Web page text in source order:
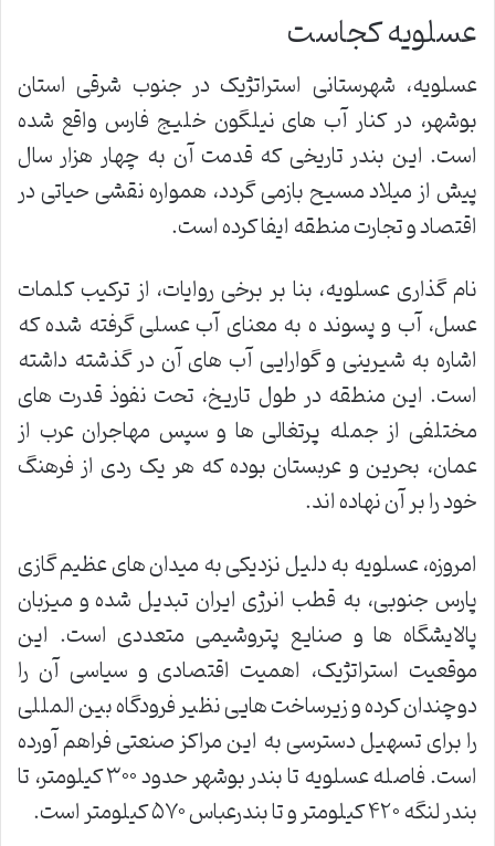
عسلویه کجاست
عسلویه، شهرستانی استراتژیک در جنوب شرقی استان
بوشهر، در کنار آب های نیلگون خلیج فارس واقع شده
است. این بندر تاریخی که قدمت آن به چهار هزار سال
پیش از میلاد مسیح بازمی گردد، همواره نقشی حیاتی در
اقتصاد و تجارت منطقه ایفا کرده است.
نام گذاری عسلویه، بنا بر برخی روایات، از ترکیب کلمات
عسل، آب و پسوند ه به معنای آب عسلی گرفته شده که
اشاره به شیرینی و گوارایی آب های آن در گذشته داشته
است. این منطقه در طول تاریخ، تحت نفوذ قدرت های
مختلفی از جمله پرتغالی ها و سپس مهاجران عرب از
عمان، بحرین و عربستان بوده که هر یک ردی از فرهنگ
خود را بر آن نهاده اند.
امروزه، عسلویه به دلیل نزدیکی به میدان های عظیم گازی
پارس جنوبی، به قطب انرژی ایران تبدیل شده و میزبان
پالایشگاه ها و صنایع پتروشیمی متعددی است. این
موقعیت استراتژیک، اهمیت اقتصادی و سیاسی آن را
دوچندان کرده و زیرساخت هایی نظیر فرودگاه بین المللی
را برای تسهیل دسترسی به این مراکز صنعتی فراهم آورده
است. فاصله عسلویه تا بندر بوشهر حدود ۳۰۰ کیلومتر، تا
بندر لنگه ۴۲۰ کیلومتر و تا بندرعباس ۵۷۰ کیلومتر است.